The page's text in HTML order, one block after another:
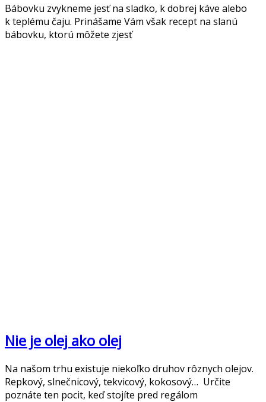
Bábovku zvykneme jesť na sladko, k dobrej káve alebo
k teplému čaju. Prinášame Vám však recept na slanú
bábovku, ktorú môžete zjesť
Nie je olej ako olej
Na našom trhu existuje niekoľko druhov rôznych olejov.
Repkový, slnečnicový, tekvicový, kokosový… Určite
poznáte ten pocit, keď stojíte pred regálom